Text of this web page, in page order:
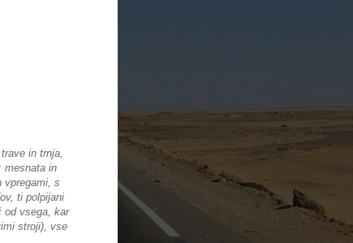
in trnja,
mesnata in
vpregami, s
ti polpijani
od vsega, kar
stroji), vse